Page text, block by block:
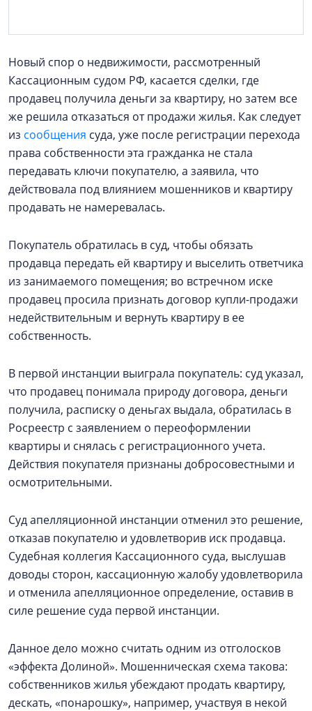
Новый спор о недвижимости, рассмотренный
Кассационным судом РФ, касается сделки, где
продавец получила деньги за квартиру, но затем все
же решила отказаться от продажи жилья. Как следует
из сообщения суда, уже после регистрации перехода
права собственности эта гражданка не стала
передавать ключи покупателю, а заявила, что
действовала под влиянием мошенников и квартиру
продавать не намеревалась.
Покупатель обратилась в суд, чтобы обязать
продавца передать ей квартиру и выселить ответчика
из занимаемого помещения; во встречном иске
продавец просила признать договор купли-продажи
недействительным и вернуть квартиру в ее
собственность.
В первой инстанции выиграла покупатель: суд указал,
что продавец понимала природу договора, деньги
получила, расписку о деньгах выдала, обратилась в
Росреестр с заявлением о переоформлении
квартиры и снялась с регистрационного учета.
Действия покупателя признаны добросовестными и
осмотрительными.
Суд апелляционной инстанции отменил это решение,
отказав покупателю и удовлетворив иск продавца.
Судебная коллегия Кассационного суда, выслушав
доводы сторон, кассационную жалобу удовлетворила
и отменила апелляционное определение, оставив в
силе решение суда первой инстанции.
Данное дело можно считать одним из отголосков
«эффекта Долиной». Мошенническая схема такова:
собственников жилья убеждают продать квартиру,
дескать, «понарошку», например, участвуя в некой